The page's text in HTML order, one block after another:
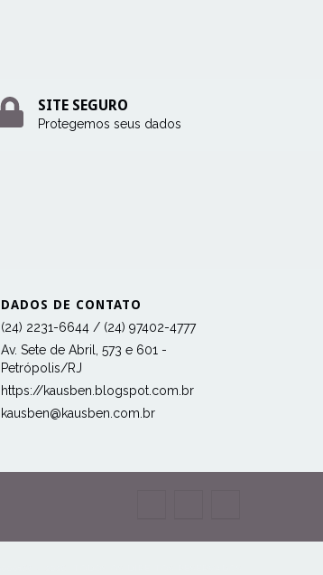
SITE SEGURO
Protegemos seus dados
DADOS DE CONTATO
(24) 2231-6644 / (24) 97402-4777
Av. Sete de Abril, 573 e 601 -
Petrópolis/RJ
https://kausben.blogspot.com.br
kausben@kausben.com.br